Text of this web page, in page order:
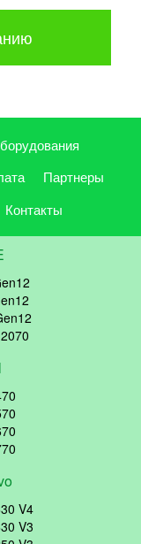
Партнеры
Контакты
V4
V3